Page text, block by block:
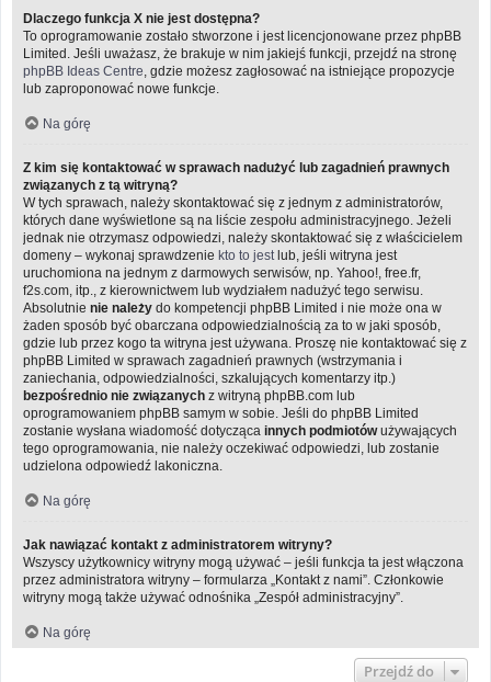
Dlaczego funkcja X nie jest dostępna?
To oprogramowanie zostało stworzone i jest licencjonowane przez phpBB
Limited. Jeśli uważasz, że brakuje w nim jakiejś funkcji, przejdź na stronę
phpBB Ideas Centre , gdzie możesz zagłosować na istniejące propozycje
lub zaproponować nowe funkcje.
Na górę
Z kim się kontaktować w sprawach nadużyć lub zagadnień prawnych
związanych z tą witryną?
W tych sprawach, należy skontaktować się z jednym z administratorów,
których dane wyświetlone są na liście zespołu administracyjnego. Jeżeli
jednak nie otrzymasz odpowiedzi, należy skontaktować się z właścicielem
domeny – wykonaj sprawdzenie kto to jest lub, jeśli witryna jest
uruchomiona na jednym z darmowych serwisów, np. Yahoo!, free.fr,
f2s.com, itp., z kierownictwem lub wydziałem nadużyć tego serwisu.
Absolutnie nie należy do kompetencji phpBB Limited i nie może ona w
żaden sposób być obarczana odpowiedzialnością za to w jaki sposób,
gdzie lub przez kogo ta witryna jest używana. Proszę nie kontaktować się z
phpBB Limited w sprawach zagadnień prawnych (wstrzymania i
zaniechania, odpowiedzialności, szkalujących komentarzy itp.)
bezpośrednio nie związanych z witryną phpBB.com lub
oprogramowaniem phpBB samym w sobie. Jeśli do phpBB Limited
zostanie wysłana wiadomość dotycząca innych podmiotówużywających
tego oprogramowania, nie należy oczekiwać odpowiedzi, lub zostanie
udzielona odpowiedź lakoniczna.
Na górę
Jak nawiązać kontakt z administratorem witryny?
Wszyscy użytkownicy witryny mogą używać – jeśli funkcja ta jest włączona
przez administratora witryny – formularza „Kontakt z nami”. Członkowie
witryny mogą także używać odnośnika „Zespół administracyjny”.
Na górę
Przejdź do